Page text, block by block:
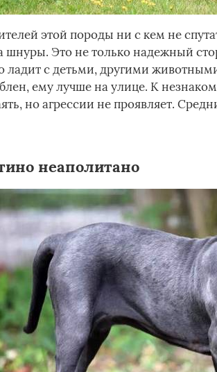
этой породы ни с кем не
шнуры. Это не только надежный
ладит с детьми, другими
ему лучше на улице. К
но агрессии не проявляет.
неаполитано